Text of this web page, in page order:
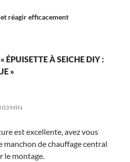
réagir efficacement
ÉPUISETTE À SEICHE DIY :
»
03 MIN
est excellente, avez vous
manchon de chauffage central
le montage.